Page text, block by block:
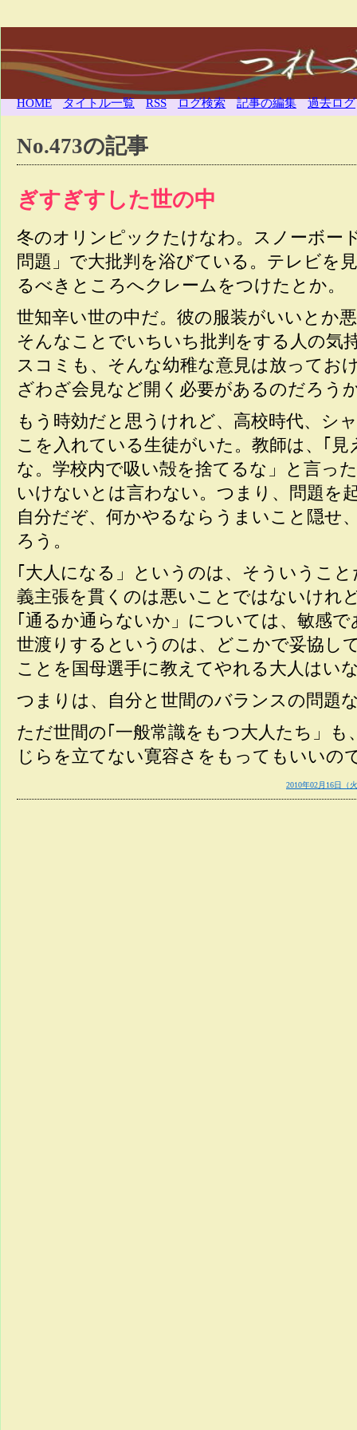
HOME タイトル一覧 RSS ログ検索 記事の編集 過去ログ
No.473の記事
ぎすぎすした世の中
冬のオリンピックたけなわ。スノーボー
問題」で大批判を浴びている。テレビを
るべきところへクレームをつけたとか。
世知辛い世の中だ。彼の服装がいいとか
そんなことでいちいち批判をする人の気
スコミも、そんな幼稚な意見は放ってお
ざわざ会見など開く必要があるのだろう
もう時効だと思うけれど、高校時代、シ
こを入れている生徒がいた。教師は、｢
な。学校内で吸い殻を捨てるな」と言っ
いけないとは言わない。つまり、問題を
自分だぞ、何かやるならうまいこと隠せ
ろう。
｢大人になる」というのは、そういうこ
義主張を貫くのは悪いことではないけれ
｢通るか通らないか」については、敏感
世渡りするというのは、どこかで妥協し
ことを国母選手に教えてやれる大人はい
つまりは、自分と世間のバランスの問題
ただ世間の｢一般常識をもつ大人たち」も
じらを立てない寛容さをもってもいいの
2010年02月16日（